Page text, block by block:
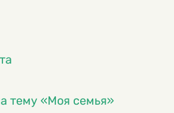
тему «Моя семья»